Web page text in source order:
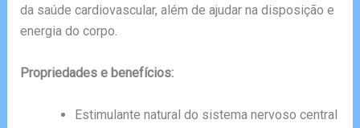
da saúde cardiovascular, além de ajudar na disposição e
energia do corpo.
Propriedades e benefícios:
Estimulante natural do sistema nervoso central